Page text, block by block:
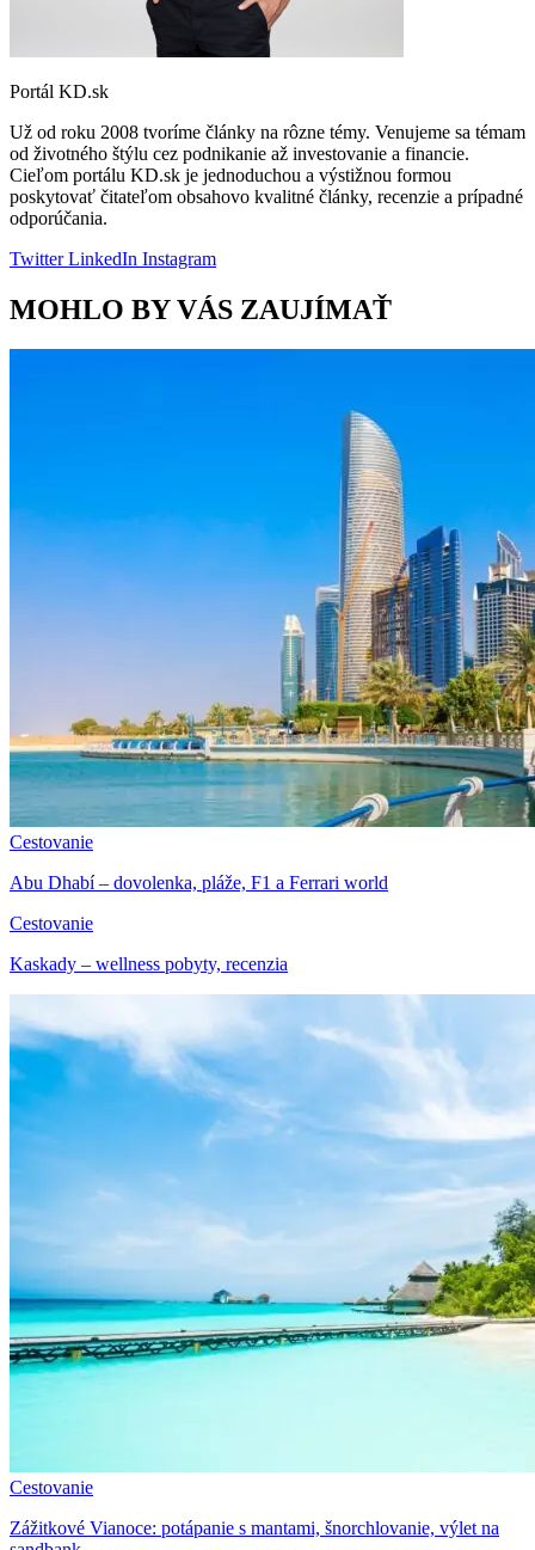
Portál KD.sk
Už od roku 2008 tvoríme články na rôzne témy. Venujeme sa témam
od životného štýlu cez podnikanie až investovanie a financie.
Cieľom portálu KD.sk je jednoduchou a výstižnou formou
poskytovať čitateľom obsahovo kvalitné články, recenzie a prípadné
odporúčania.
TwitterLinkedIn Instagram
MOHLO BY VÁS ZAUJÍMAŤ
Cestovanie
Abu Dhabí – dovolenka, pláže, F1 a Ferrari world
Cestovanie
Kaskady – wellness pobyty, recenzia
Cestovanie
Zážitkové Vianoce: potápanie s mantami, šnorchlovanie, výlet na